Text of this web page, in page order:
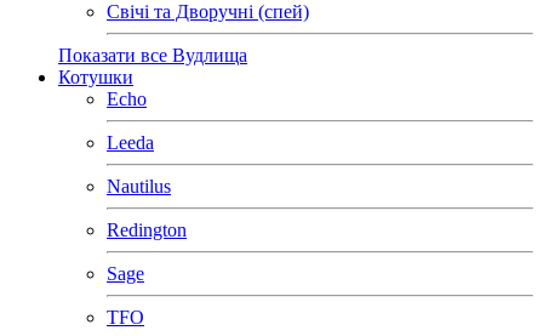
Свічі та Дворучні (спей)
Показати все Вудлища
Котушки
Echo
Leeda
Nautilus
Redington
Sage
TFO